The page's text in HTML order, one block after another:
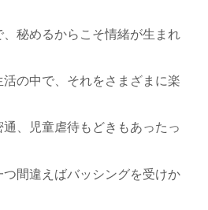
秘めるからこそ情緒が生まれ
の中で、それをさまざまに楽
、児童虐待もどきもあったっ
間違えばバッシングを受けか